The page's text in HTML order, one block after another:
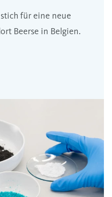
für eine neue
Beerse in Belgien.